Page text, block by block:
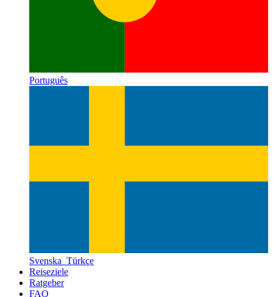
Português
Svenska Türkçe
Reiseziele
Ratgeber
FAQ